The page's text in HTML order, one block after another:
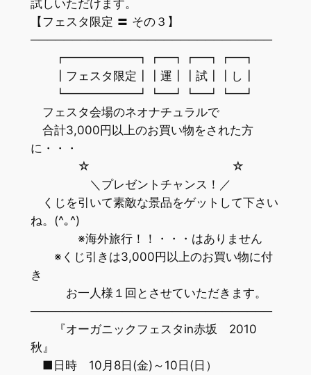
試しいただけます。
【フェスタ限定 〓 その３】
─────────────────────────────
┏━━━━━━┓┏━┓┏━┓┏━┓
┃フェスタ限定┃┃運┃┃試┃┃し┃
┗━━━━━━┛┗━┛┗━┛┗━┛
フェスタ会場のネオナチュラルで
合計3,000円以上のお買い物をされた方
に・・・
☆ ☆
＼プレゼントチャンス！／
くじを引いて素敵な景品をゲットして下さい
ね。(^｡^)
※海外旅行！！・・・はありません
※くじ引きは3,000円以上のお買い物に付
き
お一人様１回とさせていただきます。
─────────────────────────────
『オーガニックフェスタin赤坂 2010
秋』
■日時 10月8日(金)～10日(日）